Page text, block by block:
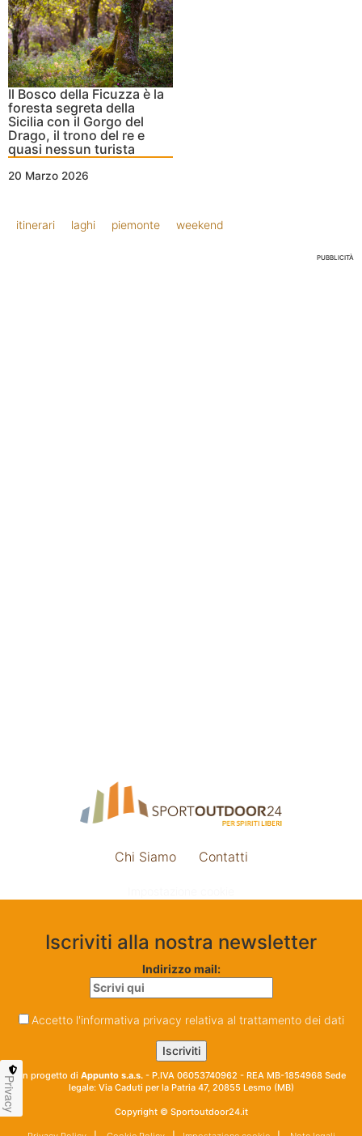
Il Bosco della Ficuzza è la
foresta segreta della
Sicilia con il Gorgo del
Drago, il trono del re e
quasi nessun turista
20 Marzo 2026
itinerari laghi piemonte weekend
PUBBLICITÀ
Chi Siamo Contatti
Iscriviti alla nostra newsletter
Indirizzo mail:
Accetto l'informativa privacy relativa al trattamento dei dati
Un progetto di Appunto s.a.s. - P.IVA 06053740962 - REA MB-1854968 Sede
legale: Via Caduti per la Patria 47, 20855 Lesmo (MB)
Copyright © Sportoutdoor24.it
Privacy